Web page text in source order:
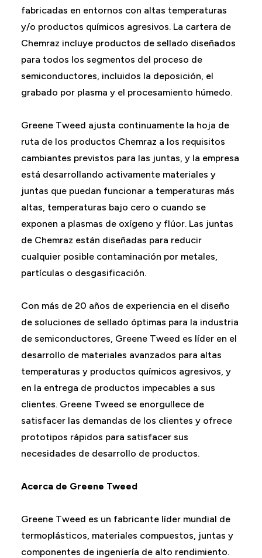
fabricadas en entornos con altas temperaturas
y/o productos químicos agresivos. La cartera de
Chemraz incluye productos de sellado diseñados
para todos los segmentos del proceso de
semiconductores, incluidos la deposición, el
grabado por plasma y el procesamiento húmedo.
Greene Tweed ajusta continuamente la hoja de
ruta de los productos Chemraz a los requisitos
cambiantes previstos para las juntas, y la empresa
está desarrollando activamente materiales y
juntas que puedan funcionar a temperaturas más
altas, temperaturas bajo cero o cuando se
exponen a plasmas de oxígeno y flúor. Las juntas
de Chemraz están diseñadas para reducir
cualquier posible contaminación por metales,
partículas o desgasificación.
Con más de 20 años de experiencia en el diseño
de soluciones de sellado óptimas para la industria
de semiconductores, Greene Tweed es líder en el
desarrollo de materiales avanzados para altas
temperaturas y productos químicos agresivos, y
en la entrega de productos impecables a sus
clientes. Greene Tweed se enorgullece de
satisfacer las demandas de los clientes y ofrece
prototipos rápidos para satisfacer sus
necesidades de desarrollo de productos.
Acerca de Greene Tweed
Greene Tweed es un fabricante líder mundial de
termoplásticos, materiales compuestos, juntas y
componentes de ingeniería de alto rendimiento.